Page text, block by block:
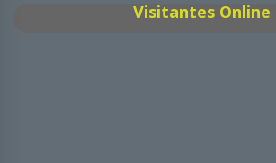
Visitantes Online